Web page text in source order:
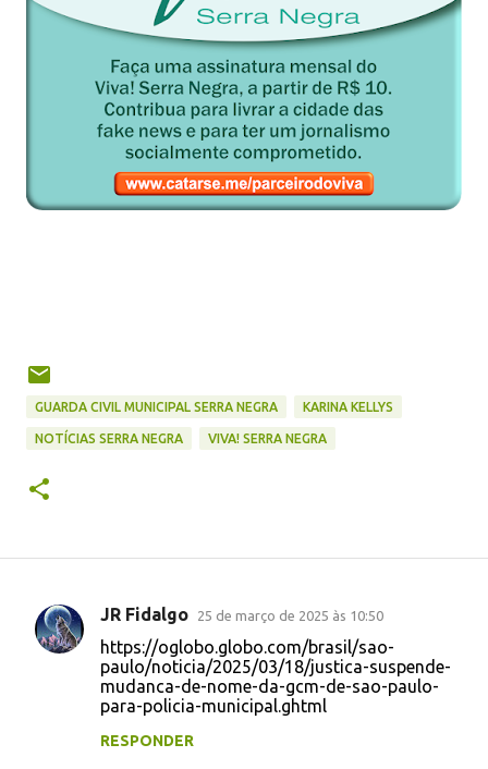
GUARDA CIVIL MUNICIPAL SERRA NEGRA KARINA KELLYS
NOTÍCIAS SERRA NEGRA VIVA! SERRA NEGRA
C
JR Fidalgo 25 de março de 2025 às 10:50
https://oglobo.globo.com/brasil/sao-
paulo/noticia/2025/03/18/justica-suspende-
mudanca-de-nome-da-gcm-de-sao-paulo-
para-policia-municipal.ghtml
RESPONDER